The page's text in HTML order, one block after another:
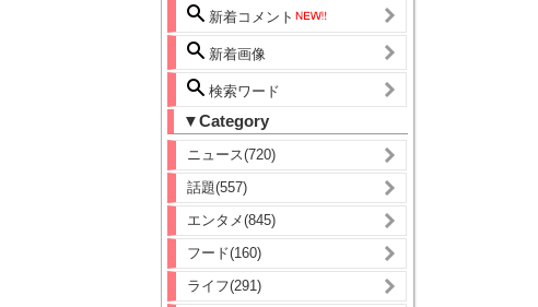
新着コメント
新着画像
検索ワード
▼Category
ニュース(720)
話題(557)
エンタメ(845)
フード(160)
ライフ(291)